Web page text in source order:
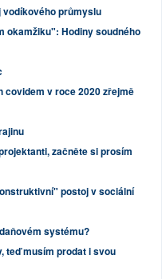
průmyslu
okamžiku": Hodiny soudného
covidem v roce 2020 zřejmě
začněte si prosím
postoj v sociální
systému?
teď musím prodat i svou